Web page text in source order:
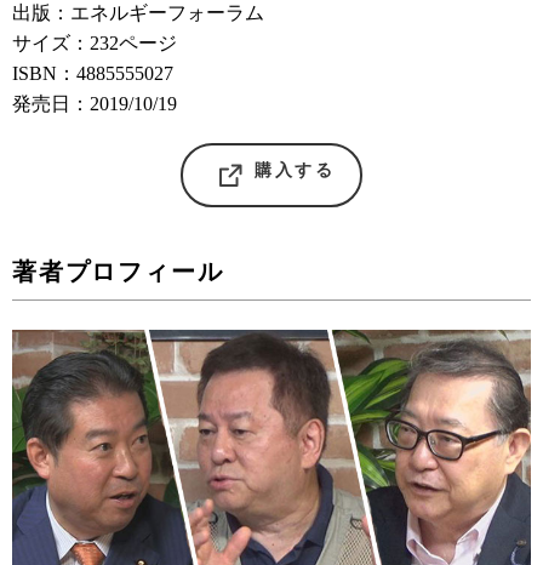
出版：エネルギーフォーラム
サイズ：232ページ
ISBN：4885555027
発売日：2019/10/19
購入する
著者プロフィール